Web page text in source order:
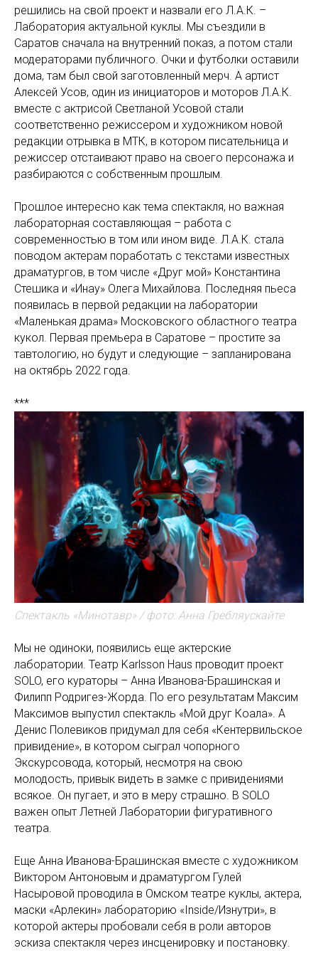
решились на свой проект и назвали его Л.А.К. –
Лаборатория актуальной куклы. Мы съездили в
Саратов сначала на внутренний показ, а потом стали
модераторами публичного. Очки и футболки оставили
дома, там был свой заготовленный мерч. А артист
Алексей Усов, один из инициаторов и моторов Л.А.К.
вместе с актрисой Светланой Усовой стали
соответственно режиссером и художником новой
редакции отрывка в МТК, в котором писательница и
режиссер отстаивают право на своего персонажа и
разбираются с собственным прошлым.
Прошлое интересно как тема спектакля, но важная
лабораторная составляющая – работа с
современностью в том или ином виде. Л.А.К. стала
поводом актерам поработать с текстами известных
драматургов, в том числе «Друг мой» Константина
Стешика и «Инау» Олега Михайлова. Последняя пьеса
появилась в первой редакции на лаборатории
«Маленькая драма» Московского областного театра
кукол. Первая премьера в Саратове – простите за
тавтологию, но будут и следующие – запланирована
на октябрь 2022 года.
***
Спектакль «Минотавр» / фото: Анна Гребляускайте
Мы не одиноки, появились еще актерские
лаборатории. Театр Karlsson Haus проводит проект
SOLO, его кураторы – Анна Иванова-Брашинская и
Филипп Родригез-Жорда. По его результатам Максим
Максимов выпустил спектакль «Мой друг Коала». А
Денис Полевиков придумал для себя «Кентервильское
привидение», в котором сыграл чопорного
Экскурсовода, который, несмотря на свою
молодость, привык видеть в замке с привидениями
всякое. Он пугает, и это в меру страшно. В SOLO
важен опыт Летней Лаборатории фигуративного
театра.
Еще Анна Иванова-Брашинская вместе с художником
Виктором Антоновым и драматургом Гулей
Насыровой проводила в Омском театре куклы, актера,
маски «Арлекин» лабораторию «Inside/Изнутри», в
которой актеры пробовали себя в роли авторов
эскиза спектакля через инсценировку и постановку.